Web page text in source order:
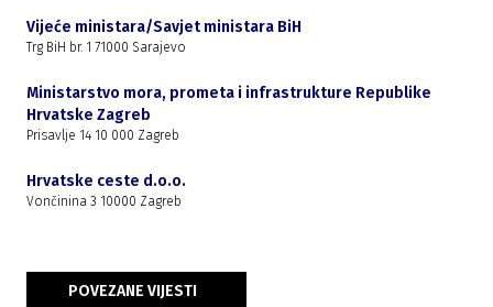
Vijeće ministara/Savjet ministara BiH
Trg BiH br. 1 71000 Sarajevo
Ministarstvo mora, prometa i infrastrukture Republike
Hrvatske Zagreb
Prisavlje 14 10 000 Zagreb
Hrvatske ceste d.o.o.
Vončinina 3 10000 Zagreb
POVEZANE VIJESTI